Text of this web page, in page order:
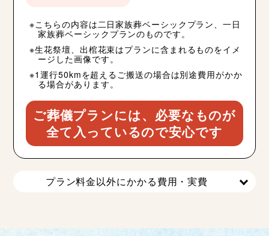
こちらの内容は二日家族葬ベーシックプラン、一日
家族葬ベーシックプランのものです。
生花祭壇、出棺花束はプランに含まれるものをイメ
ージした画像です。
1運行50kmを超えるご搬送の場合は別途費用がかか
る場合があります。
ご葬儀プランには、必要なものが
全て入っているので安心です
プラン料金以外にかかる費用・実費